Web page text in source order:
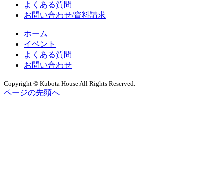
よくある質問
お問い合わせ/資料請求
ホーム
イベント
よくある質問
お問い合わせ
Copyright © Kubota House All Rights Reserved.
ページの先頭へ